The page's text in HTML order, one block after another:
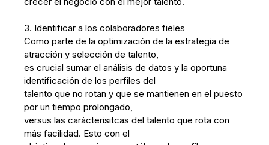
3. Identificar a los colaboradores fieles
Como parte de la optimización de la estrategia de
atracción y selección de talento,
es crucial sumar el análisis de datos y la oportuna
identificación de los perfiles del
talento que no rotan y que se mantienen en el puesto
por un tiempo prolongado,
versus las carácterisitcas del talento que rota con
más facilidad. Esto con el